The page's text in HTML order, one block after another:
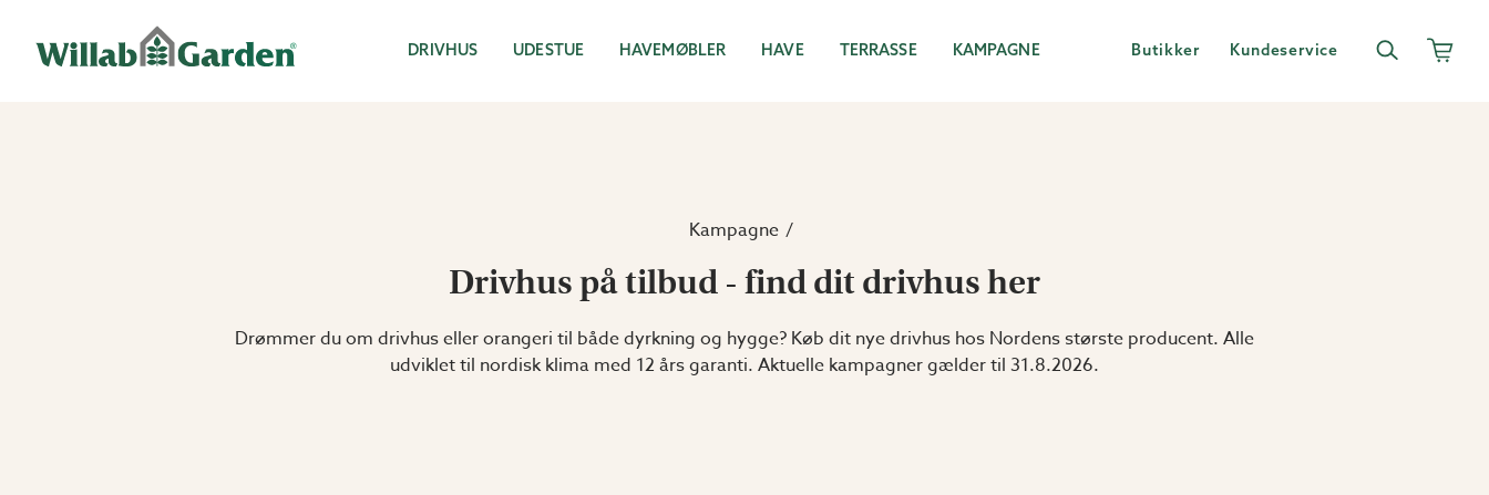
DRIVHUS UDESTUE HAVEMØBLER HAVE TERRASSE KAMPAGNE Butikker Kundeservice
Kampagne
Drivhus på tilbud - find dit drivhus her
Drømmer du om drivhus eller orangeri til både dyrkning og hygge? Køb dit nye drivhus hos Nordens største producent. Alle
udviklet til nordisk klima med 12 års garanti. Aktuelle kampagner gælder til 31.8.2026.